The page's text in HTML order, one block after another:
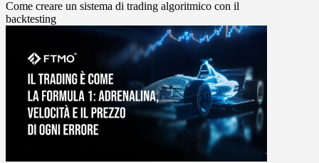
Come creare un sistema di trading algoritmico con il
backtesting